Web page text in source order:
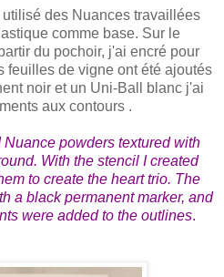
des Nuances travaillées
comme base. Sur le
du pochoir, j'ai encré pour
feuilles de vigne ont été ajoutés
noir et un Uni-Ball blanc j'ai
aux contours .
Nuance powders textured with
With the stencil I created
to create the heart trio. The
a black permanent marker, and
were added to the outlines.